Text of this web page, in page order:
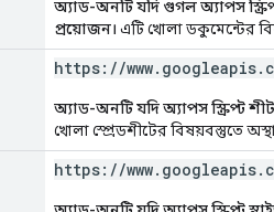
অ্যাড-অনটি যদি গুগল অ্যাপস
প্রয়োজন। এটি খোলা ডকুমেন্টের
https: //www. googleapis.
অ্যাড-অনটি যদি অ্যাপস স্ক্রিপ্ট
খোলা স্প্রেডশীটের বিষয়বস্তুতে
https: //www. googleapis.